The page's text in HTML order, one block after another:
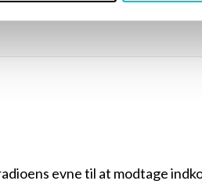
evne til at modtage